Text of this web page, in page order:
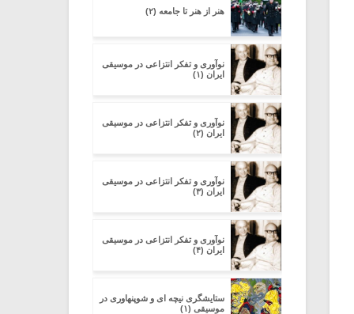
هنر از هنر تا جامعه (۲)
نوآوری و تفکر انتزاعی در موسیقی
ایران (۱)
نوآوری و تفکر انتزاعی در موسیقی
ایران (۲)
نوآوری و تفکر انتزاعی در موسیقی
ایران (۳)
نوآوری و تفکر انتزاعی در موسیقی
ایران (۴)
ستایشگری نیچه ای و شوپنهاوری در
موسیقی (۱)